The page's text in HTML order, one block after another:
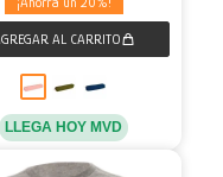
LLEGA HOY MVD